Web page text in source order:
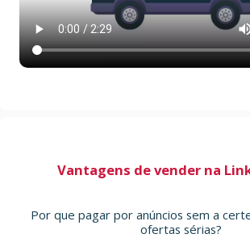
Vantagens de vender na
Por que pagar por anúncios sem a
ofertas sérias?